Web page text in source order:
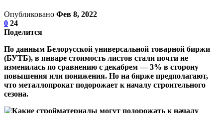
Опубликовано Фев 8, 2022
0 24
Поделится
По данным Белорусской универсальной товарной биржи
(БУТБ), в январе стоимость листов стали почти не
изменилась по сравнению с декабрем — 3% в сторону
повышения или понижения. Но на бирже предполагают,
что металлопрокат подорожает к началу строительного
сезона.